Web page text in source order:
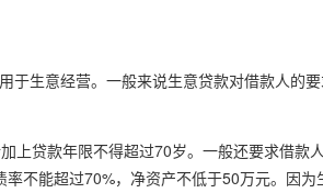
于生意经营。一般来说生意贷款对借款人的
上贷款年限不得超过70岁。一般还要求借款
不能超过70%，净资产不低于50万元。因为